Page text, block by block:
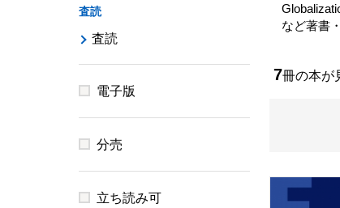
など著書
7冊の本
査読
査読
電子版
分売
立ち読み可